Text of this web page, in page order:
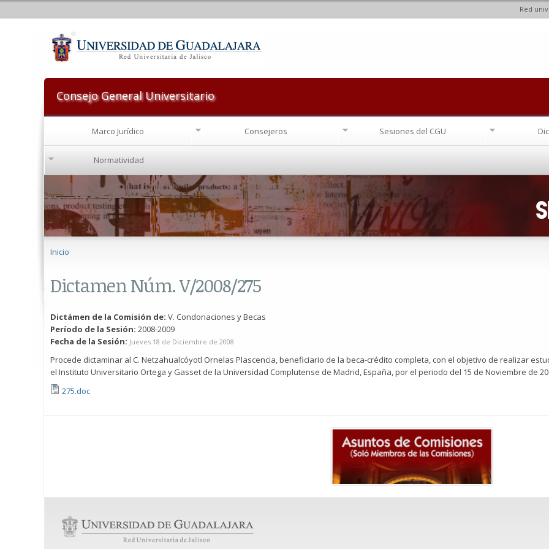
Red
Consejo General Universitario
Marco Jurídico Consejeros Sesiones del CGU
Normatividad
Inicio
Dictamen Núm. V/2008/275
Dictámen de la Comisión de: V. Condonaciones y Becas
Período de la Sesión: 2008-2009
Fecha de la Sesión: Jueves 18 de Diciembre de 2008
Procede dictaminar al C. Netzahualcóyotl Ornelas Plascencia, beneficiario de la beca-crédito completa, con el objetivo de realizar
el Instituto Universitario Ortega y Gasset de la Universidad Complutense de Madrid, España, por el periodo del 15 de Noviembre de
275.doc